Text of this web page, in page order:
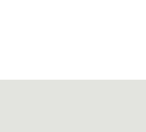
kan je terugvinden bij de foto's.